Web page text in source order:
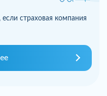
страховая компания